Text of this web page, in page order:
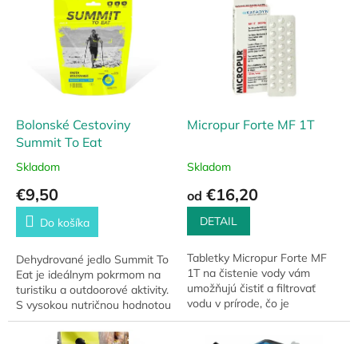
e
Bolonské Cestoviny
Summit To Eat
Skladom
€9,50
Do košíka
Dehydrované jedlo Summit To
Eat je ideálnym pokrmom na
turistiku a outdoorové aktivity.
S vysokou nutričnou hodnotou
a praktickým balením vám
poskytne potrebnú energiu a
Micropur Forte MF 1T
Skladom
od €16,20
DETAIL
Tabletky Micropur Forte MF
1T na čistenie vody vám
umožňujú čistiť a filtrovať
vodu v prírode, čo je
mimoriadne dôležité pri